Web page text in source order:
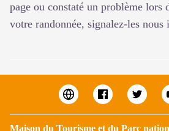
page ou constaté un problème lors
votre randonnée, signalez-les nous
Maison du Tourisme et du Parc